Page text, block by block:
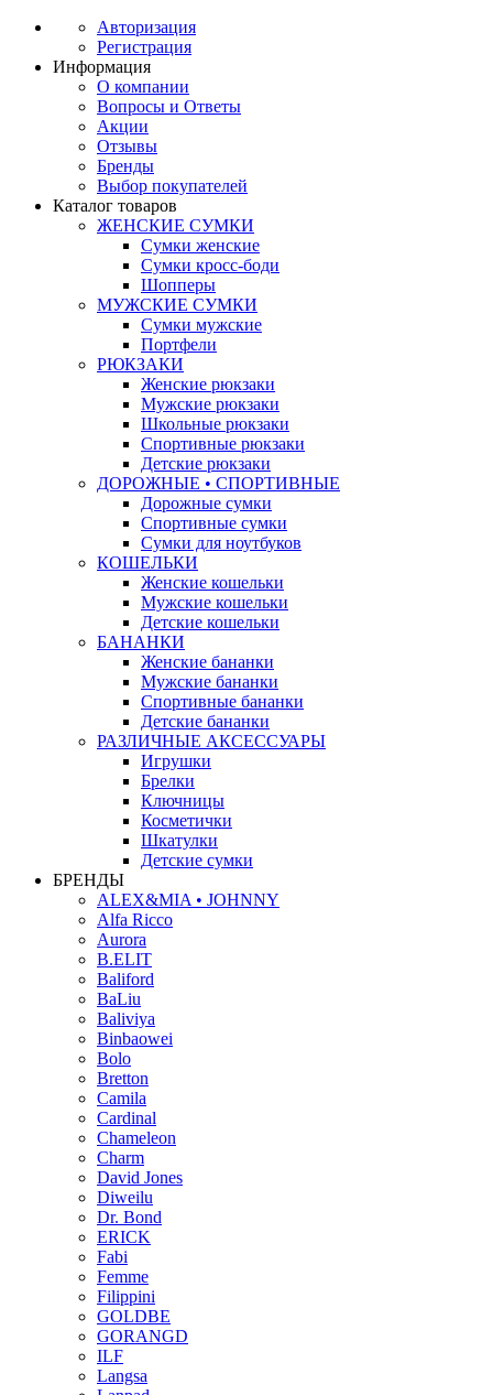
Авторизация
Регистрация
Информация
О компании
Вопросы и Ответы
Акции
Отзывы
Бренды
Выбор покупателей
Каталог товаров
ЖЕНСКИЕ СУМКИ
Сумки женские
Сумки кросс-боди
Шопперы
МУЖСКИЕ СУМКИ
Сумки мужские
Портфели
РЮКЗАКИ
Женские рюкзаки
Мужские рюкзаки
Школьные рюкзаки
Спортивные рюкзаки
Детские рюкзаки
ДОРОЖНЫЕ • СПОРТИВНЫЕ
Дорожные сумки
Спортивные сумки
Сумки для ноутбуков
КОШЕЛЬКИ
Женские кошельки
Мужские кошельки
Детские кошельки
БАНАНКИ
Женские бананки
Мужские бананки
Спортивные бананки
Детские бананки
РАЗЛИЧНЫЕ АКСЕССУАРЫ
Игрушки
Брелки
Ключницы
Косметички
Шкатулки
Детские сумки
БРЕНДЫ
ALEX&MIA • JOHNNY
Alfa Ricco
Aurora
B.ELIT
Baliford
BaLiu
Baliviya
Binbaowei
Bolo
Bretton
Camila
Cardinal
Chameleon
Charm
David Jones
Diweilu
Dr. Bond
ERICK
Fabi
Femme
Filippini
GOLDBE
GORANGD
ILF
Langsa